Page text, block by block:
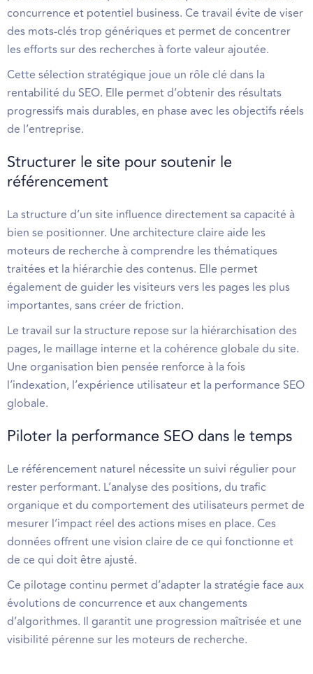
concurrence et potentiel business. Ce travail évite de viser
des mots-clés trop génériques et permet de concentrer
les efforts sur des recherches à forte valeur ajoutée.
Cette sélection stratégique joue un rôle clé dans la
rentabilité du SEO. Elle permet d’obtenir des résultats
progressifs mais durables, en phase avec les objectifs réels
de l’entreprise.
Structurer le site pour soutenir le
référencement
La structure d’un site influence directement sa capacité à
bien se positionner. Une architecture claire aide les
moteurs de recherche à comprendre les thématiques
traitées et la hiérarchie des contenus. Elle permet
également de guider les visiteurs vers les pages les plus
importantes, sans créer de friction.
Le travail sur la structure repose sur la hiérarchisation des
pages, le maillage interne et la cohérence globale du site.
Une organisation bien pensée renforce à la fois
l’indexation, l’expérience utilisateur et la performance SEO
globale.
Piloter la performance SEO dans le temps
Le référencement naturel nécessite un suivi régulier pour
rester performant. L’analyse des positions, du trafic
organique et du comportement des utilisateurs permet de
mesurer l’impact réel des actions mises en place. Ces
données offrent une vision claire de ce qui fonctionne et
de ce qui doit être ajusté.
Ce pilotage continu permet d’adapter la stratégie face aux
évolutions de concurrence et aux changements
d’algorithmes. Il garantit une progression maîtrisée et une
visibilité pérenne sur les moteurs de recherche.